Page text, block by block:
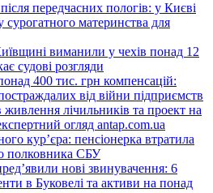
передчасних пологів: у Києві
материнства для
виманили у чехів понад 12
судові розгляди
400 тис. грн компенсацій:
від війни підприємств
живлення лічильників та проект на
огляд antap.com.ua
кур’єра: пенсіонерка втратила
полковника СБУ
нові звинувачення: 6
в Буковелі та активи на понад